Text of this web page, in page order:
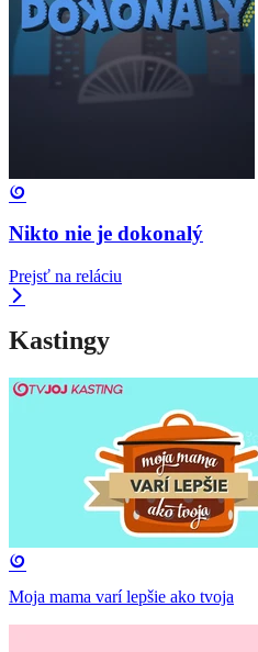
Nikto nie je dokonalý
Prejsť na reláciu
Kastingy
Moja mama varí lepšie ako tvoja